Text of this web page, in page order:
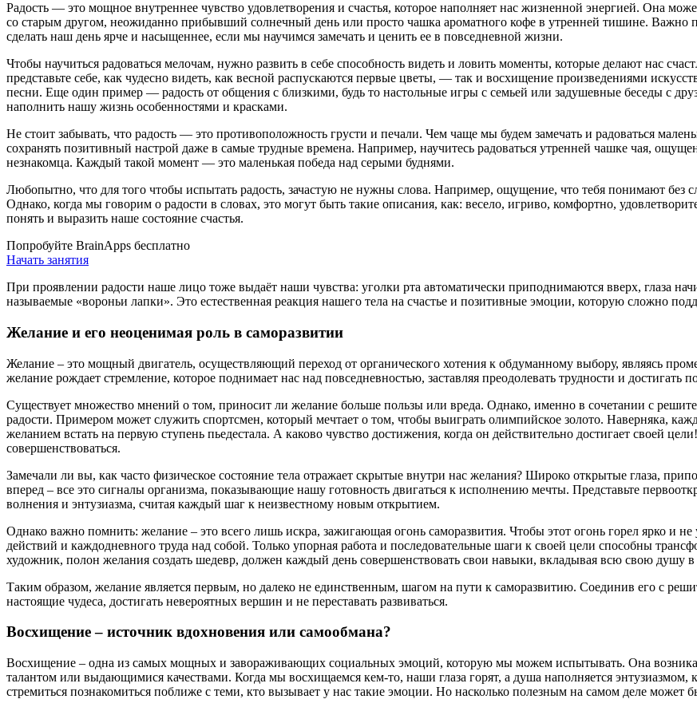
Радость — это мощное внутреннее чувство удовлетворения и счастья, которое наполняет нас жизненной энергией. Она
со старым другом, неожиданно прибывший солнечный день или просто чашка ароматного кофе в утренней тишине. Важно
сделать наш день ярче и насыщеннее, если мы научимся замечать и ценить ее в повседневной жизни.
Чтобы научиться радоваться мелочам, нужно развить в себе способность видеть и ловить моменты, которые делают нас
представьте себе, как чудесно видеть, как весной распускаются первые цветы, — так и восхищение произведениями
песни. Еще один пример — радость от общения с близкими, будь то настольные игры с семьей или задушевные беседы с
наполнить нашу жизнь особенностями и красками.
Не стоит забывать, что радость — это противоположность грусти и печали. Чем чаще мы будем замечать и радоваться
сохранять позитивный настрой даже в самые трудные времена. Например, научитесь радоваться утренней чашке чая,
незнакомца. Каждый такой момент — это маленькая победа над серыми буднями.
Любопытно, что для того чтобы испытать радость, зачастую не нужны слова. Например, ощущение, что тебя понимают
Однако, когда мы говорим о радости в словах, это могут быть такие описания, как: весело, игриво, комфортно,
понять и выразить наше состояние счастья.
Попробуйте BrainApps бесплатно
Начать занятия
При проявлении радости наше лицо тоже выдаёт наши чувства: уголки рта автоматически приподнимаются вверх, глаза
называемые «вороньи лапки». Это естественная реакция нашего тела на счастье и позитивные эмоции, которую сложно
Желание и его неоценимая роль в саморазвитии
Желание – это мощный двигатель, осуществляющий переход от органического хотения к обдуманному выбору, являясь
желание рождает стремление, которое поднимает нас над повседневностью, заставляя преодолевать трудности и достигать
Существует множество мнений о том, приносит ли желание больше пользы или вреда. Однако, именно в сочетании с
радости. Примером может служить спортсмен, который мечтает о том, чтобы выиграть олимпийское золото. Наверняка,
желанием встать на первую ступень пьедестала. А каково чувство достижения, когда он действительно достигает своей
совершенствоваться.
Замечали ли вы, как часто физическое состояние тела отражает скрытые внутри нас желания? Широко открытые глаза,
вперед – все это сигналы организма, показывающие нашу готовность двигаться к исполнению мечты. Представьте
волнения и энтузиазма, считая каждый шаг к неизвестному новым открытием.
Однако важно помнить: желание – это всего лишь искра, зажигающая огонь саморазвития. Чтобы этот огонь горел ярко и
действий и каждодневного труда над собой. Только упорная работа и последовательные шаги к своей цели способны
художник, полон желания создать шедевр, должен каждый день совершенствовать свои навыки, вкладывая всю свою душу
Таким образом, желание является первым, но далеко не единственным, шагом на пути к саморазвитию. Соединив его с
настоящие чудеса, достигать невероятных вершин и не переставать развиваться.
Восхищение – источник вдохновения или самообмана?
Восхищение – одна из самых мощных и завораживающих социальных эмоций, которую мы можем испытывать. Она
талантом или выдающимися качествами. Когда мы восхищаемся кем-то, наши глаза горят, а душа наполняется энтузиазмом,
стремиться познакомиться поближе с теми, кто вызывает у нас такие эмоции. Но насколько полезным на самом деле может